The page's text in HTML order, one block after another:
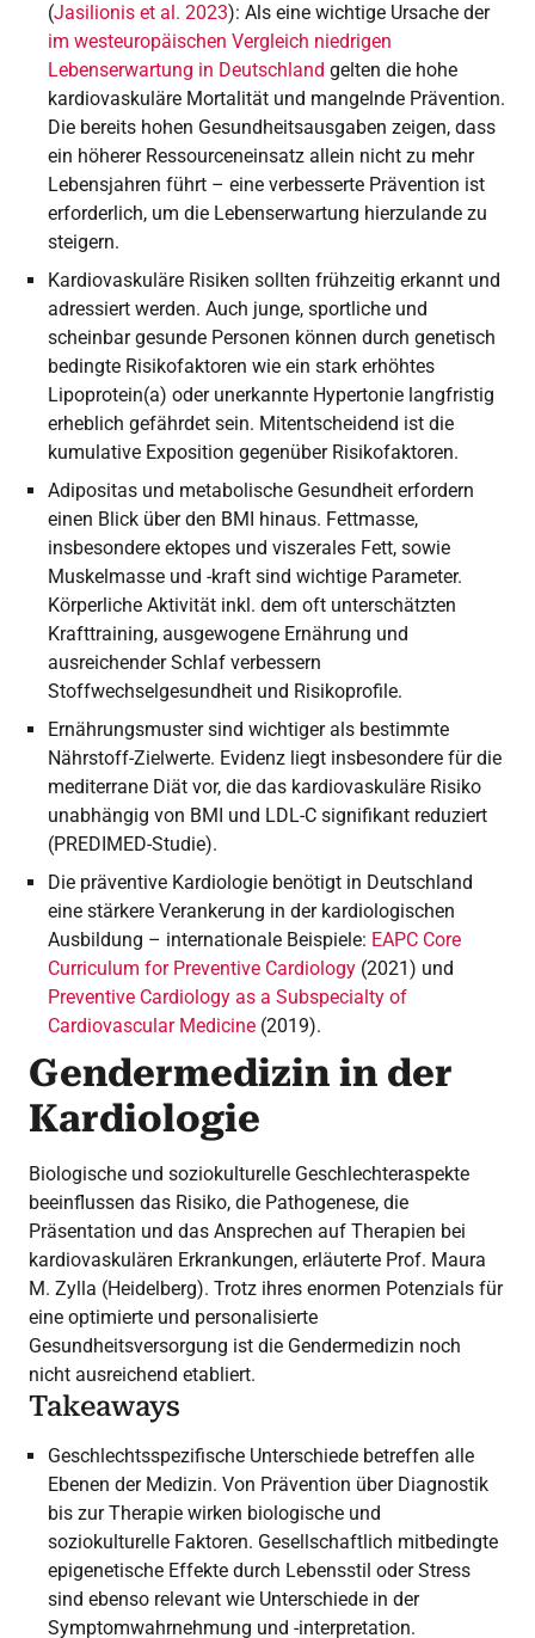
(Jasilionis et al. 2023): Als eine wichtige Ursache der
im westeuropäischen Vergleich niedrigen
Lebenserwartung in Deutschland gelten die hohe
kardiovaskuläre Mortalität und mangelnde Prävention.
Die bereits hohen Gesundheitsausgaben zeigen, dass
ein höherer Ressourceneinsatz allein nicht zu mehr
Lebensjahren führt – eine verbesserte Prävention ist
erforderlich, um die Lebenserwartung hierzulande zu
steigern.
Kardiovaskuläre Risiken sollten frühzeitig erkannt und
adressiert werden. Auch junge, sportliche und
scheinbar gesunde Personen können durch genetisch
bedingte Risikofaktoren wie ein stark erhöhtes
Lipoprotein(a) oder unerkannte Hypertonie langfristig
erheblich gefährdet sein. Mitentscheidend ist die
kumulative Exposition gegenüber Risikofaktoren.
Adipositas und metabolische Gesundheit erfordern
einen Blick über den BMI hinaus. Fettmasse,
insbesondere ektopes und viszerales Fett, sowie
Muskelmasse und -kraft sind wichtige Parameter.
Körperliche Aktivität inkl. dem oft unterschätzten
Krafttraining, ausgewogene Ernährung und
ausreichender Schlaf verbessern
Stoffwechselgesundheit und Risikoprofile.
Ernährungsmuster sind wichtiger als bestimmte
Nährstoff-Zielwerte. Evidenz liegt insbesondere für die
mediterrane Diät vor, die das kardiovaskuläre Risiko
unabhängig von BMI und LDL-C signifikant reduziert
(PREDIMED-Studie).
Die präventive Kardiologie benötigt in Deutschland
eine stärkere Verankerung in der kardiologischen
Ausbildung – internationale Beispiele: EAPC Core
Curriculum for Preventive Cardiology (2021) und
Preventive Cardiology as a Subspecialty of
Cardiovascular Medicine (2019).
Gendermedizin in der
Kardiologie
Biologische und soziokulturelle Geschlechteraspekte
beeinflussen das Risiko, die Pathogenese, die
Präsentation und das Ansprechen auf Therapien bei
kardiovaskulären Erkrankungen, erläuterte Prof. Maura
M. Zylla (Heidelberg). Trotz ihres enormen Potenzials für
eine optimierte und personalisierte
Gesundheitsversorgung ist die Gendermedizin noch
nicht ausreichend etabliert.
Takeaways
Geschlechtsspezifische Unterschiede betreffen alle
Ebenen der Medizin. Von Prävention über Diagnostik
bis zur Therapie wirken biologische und
soziokulturelle Faktoren. Gesellschaftlich mitbedingte
epigenetische Effekte durch Lebensstil oder Stress
sind ebenso relevant wie Unterschiede in der
Symptomwahrnehmung und -interpretation.